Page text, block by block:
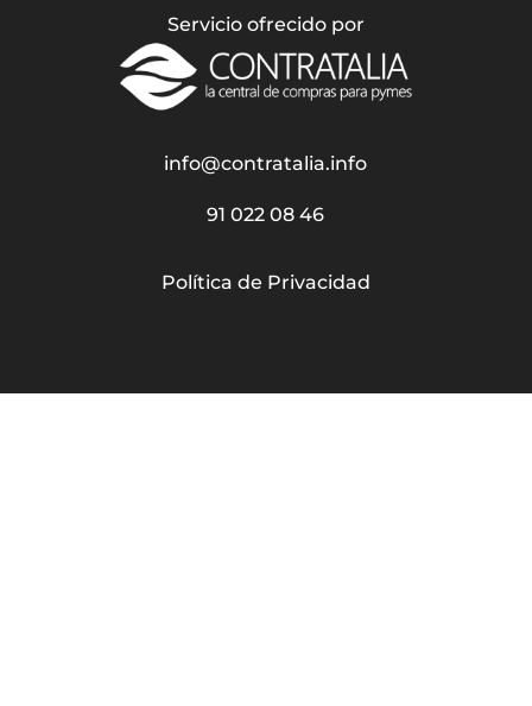
Servicio ofrecido por
info@contratalia.info
91 022 08 46
Política de Privacidad